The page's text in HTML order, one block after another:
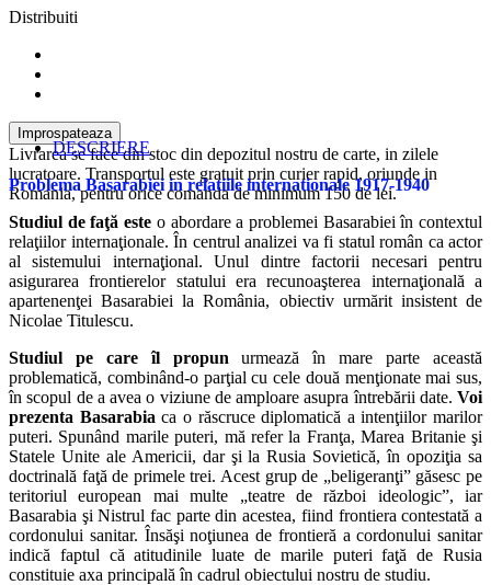
Distribuiti
Livrarea se face din stoc din depozitul nostru de carte, in zilele
lucratoare. Transportul este gratuit prin curier rapid, oriunde in
Romania, pentru orice comanda de minimum 150 de lei.
DESCRIERE
Problema Basarabiei in relatiile internationale 1917-1940
Studiul de faţă este o abordare a problemei Basarabiei în contextul
relaţiilor internaţionale. În centrul analizei va fi statul român ca actor
al sistemului internaţional. Unul dintre factorii necesari pentru
asigurarea frontierelor statului era recunoaşterea internaţională a
apartenenţei Basarabiei la România, obiectiv urmărit insistent de
Nicolae Titulescu.
Studiul pe care îl propun urmează în mare parte această
problematică, combinând-o parţial cu cele două menţionate mai sus,
în scopul de a avea o viziune de amploare asupra întrebării date. Voi
prezenta Basarabia ca o răscruce diplomatică a intenţiilor marilor
puteri. Spunând marile puteri, mă refer la Franţa, Marea Britanie şi
Statele Unite ale Americii, dar şi la Rusia Sovietică, în opoziţia sa
doctrinală faţă de primele trei. Acest grup de „beligeranţi” găsesc pe
teritoriul european mai multe „teatre de război ideologic”, iar
Basarabia şi Nistrul fac parte din acestea, fiind frontiera contestată a
cordonului sanitar. Însăşi noţiunea de frontieră a cordonului sanitar
indică faptul că atitudinile luate de marile puteri faţă de Rusia
constituie axa principală în cadrul obiectului nostru de studiu.